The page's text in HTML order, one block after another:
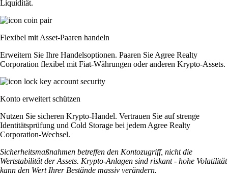
Liquidität.
Flexibel mit Asset-Paaren handeln
Erweitern Sie Ihre Handelsoptionen. Paaren Sie Agree Realty
Corporation flexibel mit Fiat-Währungen oder anderen Krypto-Assets.
Konto erweitert schützen
Nutzen Sie sicheren Krypto-Handel. Vertrauen Sie auf strenge
Identitätsprüfung und Cold Storage bei jedem Agree Realty
Corporation-Wechsel.
Sicherheitsmaßnahmen betreffen den Kontozugriff, nicht die
Wertstabilität der Assets. Krypto-Anlagen sind riskant - hohe Volatilität
kann den Wert Ihrer Bestände massiv verändern.